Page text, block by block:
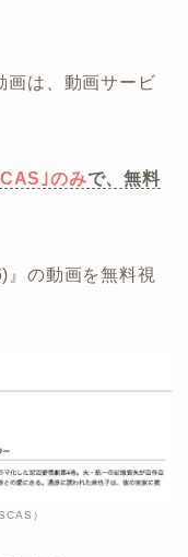
画は、動画サービ
｣のみで、無料
の動画を無料視
）